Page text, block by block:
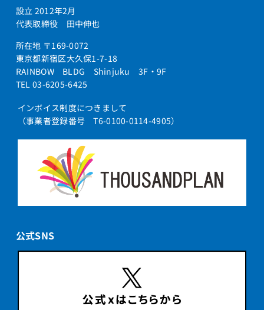
設立 2012年2月
代表取締役 田中伸也
所在地 〒169-0072
東京都新宿区大久保1-7-18
RAINBOW BLDG Shinjuku 3F・9F
TEL 03-6205-6425
インボイス制度につきまして
（事業者登録番号 T6-0100-0114-4905）
公式SNS